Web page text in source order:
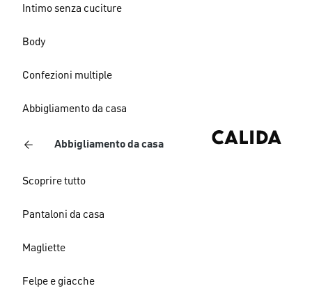
Intimo senza cuciture
Body
Confezioni multiple
Abbigliamento da casa
Abbigliamento da casa
Scoprire tutto
Pantaloni da casa
Magliette
Felpe e giacche